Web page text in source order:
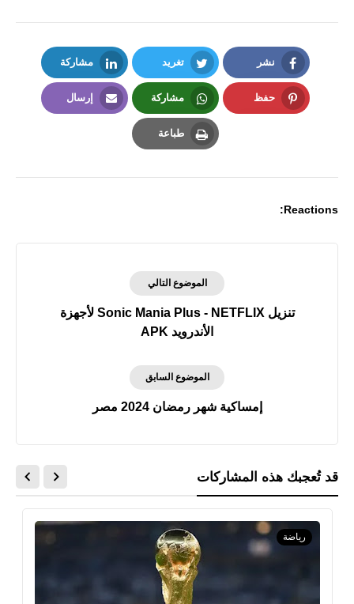
نشر
Facebook
تغريد
Twitter
مشاركة
LinkedIn
حفظ مشاركة
Whatsapp
إرسال
طباعة
Reactions:
الموضوع التالي
تنزيل Sonic Mania Plus - NETFLIX لأجهزة
الأندرويد APK
الموضوع السابق
إمساكية شهر رمضان 2024 مصر
قد تُعجبك هذه المشاركات
رياضة